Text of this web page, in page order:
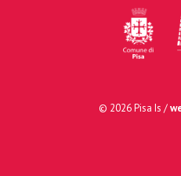
© 2026 Pisa Is /